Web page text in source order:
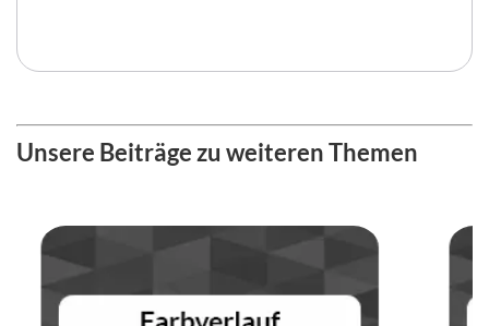
Unsere Beiträge zu weiteren Themen